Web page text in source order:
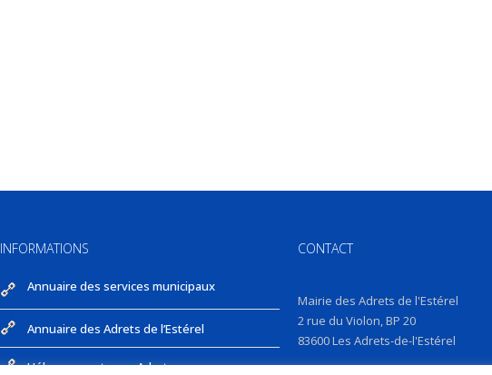
INFORMATIONS
Annuaire des services municipaux
Annuaire des Adrets de l’Estérel
Hébergements aux Adrets
CONTACT
Mairie des Adrets de l'Estérel
2 rue du Violon, BP 20
83600 Les Adrets-de-l'Estérel